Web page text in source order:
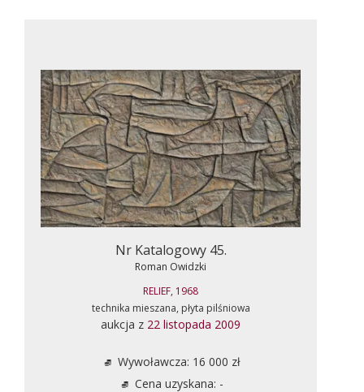
Nr Katalogowy 45.
Roman Owidzki
RELIEF, 1968
technika mieszana, płyta pilśniowa
aukcja z 22 listopada 2009
Wywoławcza: 16 000 zł
Cena uzyskana: -